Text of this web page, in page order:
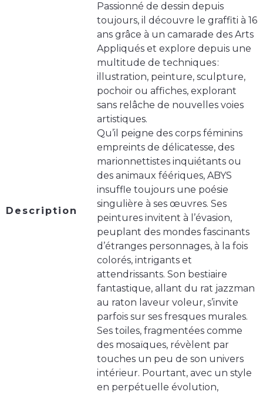
Description
Passionné de dessin depuis
toujours, il découvre le graffiti à 16
ans grâce à un camarade des Arts
Appliqués et explore depuis une
multitude de techniques :
illustration, peinture, sculpture,
pochoir ou affiches, explorant
sans relâche de nouvelles voies
artistiques.
Qu’il peigne des corps féminins
empreints de délicatesse, des
marionnettistes inquiétants ou
des animaux féériques, ABYS
insuffle toujours une poésie
singulière à ses œuvres. Ses
peintures invitent à l’évasion,
peuplant des mondes fascinants
d’étranges personnages, à la fois
colorés, intrigants et
attendrissants. Son bestiaire
fantastique, allant du rat jazzman
au raton laveur voleur, s’invite
parfois sur ses fresques murales.
Ses toiles, fragmentées comme
des mosaïques, révèlent par
touches un peu de son univers
intérieur. Pourtant, avec un style
en perpétuelle évolution,